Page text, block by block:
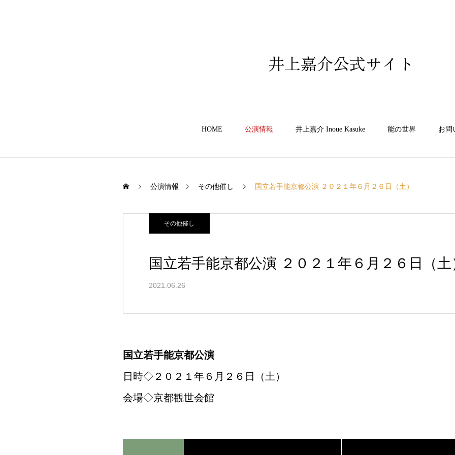
井上嘉介公式サイト
HOME 公演情報 井上嘉介 Inoue Kasuke 能の世界 お問
公演情報 その他催し 国立若手能京都公演 ２０２１年６月２６日（土）
その他催し
国立若手能京都公演 ２０２１年６月２６日（土
2021.06.26
国立若手能京都公演
日時◇２０２１年６月２６日（土）
会場◇京都観世会館